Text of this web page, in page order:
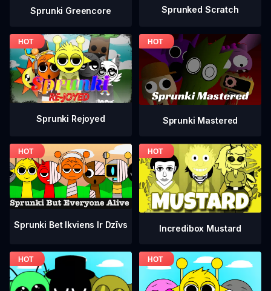
Sprunki Greencore Sprunked Scratch
Sprunki Rejoyed Sprunki Mastered
Sprunki Bet Ikviens Ir Dzīvs Incredibox Mustard